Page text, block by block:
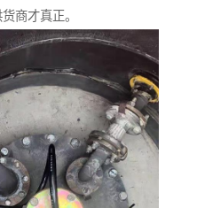
商才真正。